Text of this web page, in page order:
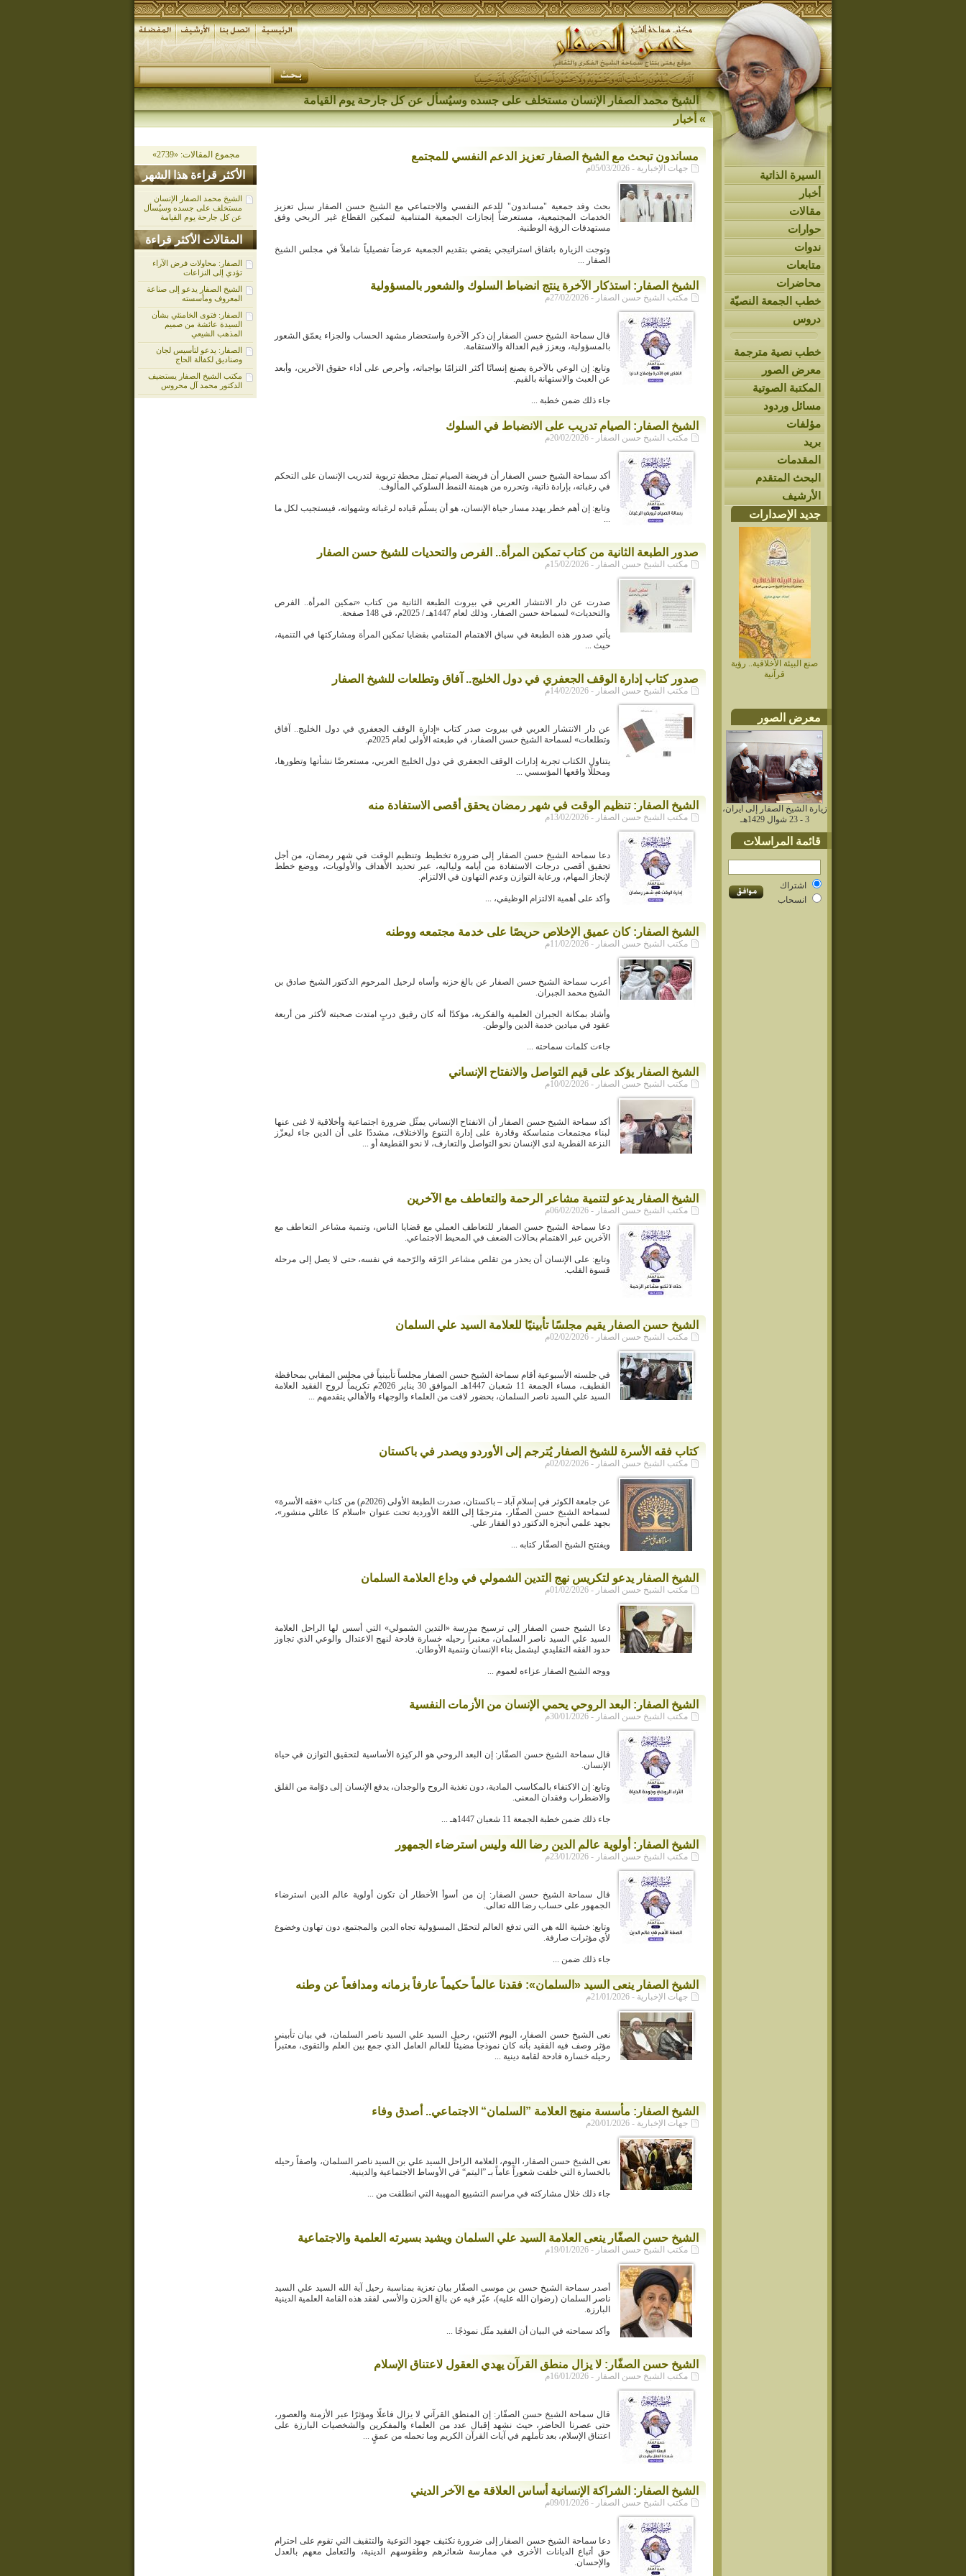
الشيخ محمد الصفار الإنسان مستخلف على جسده وسيُسأل عن كل جارحة يوم القيامة
السيرة الذاتية
أخبار
مقالات
حوارات
ندوات
متابعات
محاضرات
خطب الجمعة النصيّة
دروس
خطب نصية مترجمة
معرض الصور
المكتبة الصوتية
مسائل وردود
مؤلفات
بريد
المقدمات
البحث المتقدم
الأرشيف
جديد الإصدارات
صنع البيئة الأخلاقية.. رؤية
قرآنية
معرض الصور
زيارة الشيخ الصفار إلى ايران،
3 - 23 شوال 1429هـ
قائمة المراسلات
اشتراك
انسحاب
»أخبار
مجموع المقالات: «2739»
الأكثر قراءة هذا الشهر
الشيخ محمد الصفار الإنسان
مستخلف على جسده وسيُسأل
عن كل جارحة يوم القيامة
المقالات الأكثر قراءة
الصفار: محاولات فرض الآراء
تؤدي إلى النزاعات
الشيخ الصفار يدعو إلى صناعة
المعروف ومأسسته
الصفار: فتوى الخامنئي بشأن
السيدة عائشة من صميم
المذهب الشيعي
الصفار: يدعو لتأسيس لجان
وصناديق لكفالة الحاج
مكتب الشيخ الصفار يستضيف
الدكتور محمد آل محروس
مساندون تبحث مع الشيخ الصفار تعزيز الدعم النفسي للمجتمع
جهات الإخبارية - 05/03/2026م
بحث وفد جمعية "مساندون" للدعم النفسي والاجتماعي مع الشيخ حسن الصفار سبل تعزيز
الخدمات المجتمعية، مستعرضاً إنجازات الجمعية المتنامية لتمكين القطاع غير الربحي وفق
مستهدفات الرؤية الوطنية.
وتوجت الزيارة باتفاق استراتيجي يقضي بتقديم الجمعية عرضاً تفصيلياً شاملاً في مجلس الشيخ
الصفار ...
الشيخ الصفار: استذكار الآخرة ينتج انضباط السلوك والشعور بالمسؤولية
مكتب الشيخ حسن الصفار - 27/02/2026م
قال سماحة الشيخ حسن الصفار إن ذكر الآخرة واستحضار مشهد الحساب والجزاء يعمّق الشعور
بالمسؤولية، ويعزز قيم العدالة والاستقامة.
وتابع: إن الوعي بالآخرة يصنع إنسانًا أكثر التزامًا بواجباته، وأحرص على أداء حقوق الآخرين، وأبعد
عن العبث والاستهانة بالقيم.
جاء ذلك ضمن خطبة ...
الشيخ الصفار: الصيام تدريب على الانضباط في السلوك
مكتب الشيخ حسن الصفار - 20/02/2026م
أكد سماحة الشيخ حسن الصفار أن فريضة الصيام تمثل محطة تربوية لتدريب الإنسان على التحكم
في رغباته، بإرادة ذاتية، وتحرره من هيمنة النمط السلوكي المألوف.
وتابع: إن أهم خطر يهدد مسار حياة الإنسان، هو أن يسلّم قياده لرغباته وشهواته، فيستجيب لكل ما
...
صدور الطبعة الثانية من كتاب تمكين المرأة.. الفرص والتحديات للشيخ حسن الصفار
مكتب الشيخ حسن الصفار - 15/02/2026م
صدرت عن دار الانتشار العربي في بيروت الطبعة الثانية من كتاب «تمكين المرأة.. الفرص
والتحديات» لسماحة حسن الصفار، وذلك لعام 1447هـ / 2025م، في 148 صفحة.
يأتي صدور هذه الطبعة في سياق الاهتمام المتنامي بقضايا تمكين المرأة ومشاركتها في التنمية،
حيث ...
صدور كتاب إدارة الوقف الجعفري في دول الخليج.. آفاق وتطلعات للشيخ الصفار
مكتب الشيخ حسن الصفار - 14/02/2026م
عن دار الانتشار العربي في بيروت صدر كتاب «إدارة الوقف الجعفري في دول الخليج.. آفاق
وتطلعات» لسماحة الشيخ حسن الصفار، في طبعته الأولى لعام 2025م.
يتناول الكتاب تجربة إدارات الوقف الجعفري في دول الخليج العربي، مستعرضًا نشأتها وتطورها،
ومحللًا واقعها المؤسسي ...
الشيخ الصفار: تنظيم الوقت في شهر رمضان يحقق أقصى الاستفادة منه
مكتب الشيخ حسن الصفار - 13/02/2026م
دعا سماحة الشيخ حسن الصفار إلى ضرورة تخطيط وتنظيم الوقت في شهر رمضان، من أجل
تحقيق أقصى درجات الاستفادة من أيامه ولياليه، عبر تحديد الأهداف والأولويات، ووضع خطط
لإنجاز المهام، ورعاية التوازن وعدم التهاون في الالتزام.
وأكد على أهمية الالتزام الوظيفي، ...
الشيخ الصفار: كان عميق الإخلاص حريصًا على خدمة مجتمعه ووطنه
مكتب الشيخ حسن الصفار - 11/02/2026م
أعرب سماحة الشيخ حسن الصفار عن بالغ حزنه وأساه لرحيل المرحوم الدكتور الشيخ صادق بن
الشيخ محمد الجبران.
وأشاد بمكانة الجبران العلمية والفكرية، مؤكدًا أنه كان رفيق دربٍ امتدت صحبته لأكثر من أربعة
عقود في ميادين خدمة الدين والوطن.
جاءت كلمات سماحته ...
الشيخ الصفار يؤكد على قيم التواصل والانفتاح الإنساني
مكتب الشيخ حسن الصفار - 10/02/2026م
أكد سماحة الشيخ حسن الصفار أن الانفتاح الإنساني يمثّل ضرورة اجتماعية وأخلاقية لا غنى عنها
لبناء مجتمعات متماسكة وقادرة على إدارة التنوع والاختلاف، مشددًا على أن الدين جاء ليعزّز
النزعة الفطرية لدى الإنسان نحو التواصل والتعارف، لا نحو القطيعة أو ...
الشيخ الصفار يدعو لتنمية مشاعر الرحمة والتعاطف مع الآخرين
مكتب الشيخ حسن الصفار - 06/02/2026م
دعا سماحة الشيخ حسن الصفار للتعاطف العملي مع قضايا الناس، وتنمية مشاعر التعاطف مع
الآخرين عبر الاهتمام بحالات الضعف في المحيط الاجتماعي.
وتابع: على الإنسان أن يحذر من تقلص مشاعر الرّقة والرّحمة في نفسه، حتى لا يصل إلى مرحلة
قسوة القلب.
الشيخ حسن الصفار يقيم مجلسًا تأبينيًا للعلامة السيد علي السلمان
مكتب الشيخ حسن الصفار - 02/02/2026م
في جلسته الأسبوعية أقام سماحة الشيخ حسن الصفار مجلساً تأبينياً في مجلس المقابي بمحافظة
القطيف، مساء الجمعة 11 شعبان 1447هـ الموافق 30 يناير 2026م تكريماً لروح الفقيد العلامة
السيد علي السيد ناصر السلمان، بحضور لافت من العلماء والوجهاء والأهالي يتقدمهم ...
كتاب فقه الأسرة للشيخ الصفار يُترجم إلى الأوردو ويصدر في باكستان
مكتب الشيخ حسن الصفار - 02/02/2026م
عن جامعة الكوثر في إسلام آباد – باكستان، صدرت الطبعة الأولى (2026م) من كتاب «فقه الأسرة»
لسماحة الشيخ حسن الصفّار، مترجمًا إلى اللغة الأوردية تحت عنوان «اسلام کا عائلي منشور»،
بجهد علمي أنجزه الدكتور ذو الفقار علي.
ويفتتح الشيخ الصفّار كتابه ...
الشيخ الصفار يدعو لتكريس نهج التدين الشمولي في وداع العلامة السلمان
مكتب الشيخ حسن الصفار - 01/02/2026م
دعا الشيخ حسن الصفار إلى ترسيخ مدرسة «التدين الشمولي» التي أسس لها الراحل العلامة
السيد علي السيد ناصر السلمان، معتبراً رحيله خسارة فادحة لنهج الاعتدال والوعي الذي تجاوز
حدود الفقه التقليدي ليشمل بناء الإنسان وتنمية الأوطان.
ووجه الشيخ الصفار عزاءه لعموم ...
الشيخ الصفار: البعد الروحي يحمي الإنسان من الأزمات النفسية
مكتب الشيخ حسن الصفار - 30/01/2026م
قال سماحة الشيخ حسن الصفّار: إن البعد الروحي هو الركيزة الأساسية لتحقيق التوازن في حياة
الإنسان.
وتابع: إن الاكتفاء بالمكاسب المادية، دون تغذية الروح والوجدان، يدفع الإنسان إلى دوّامة من القلق
والاضطراب وفقدان المعنى.
جاء ذلك ضمن خطبة الجمعة 11 شعبان 1447هـ ...
الشيخ الصفار: أولوية عالم الدين رضا الله وليس استرضاء الجمهور
مكتب الشيخ حسن الصفار - 23/01/2026م
قال سماحة الشيخ حسن الصفار: إن من أسوأ الأخطار أن تكون أولوية عالم الدين استرضاء
الجمهور على حساب رضا الله تعالى.
وتابع: خشية الله هي التي تدفع العالم لتحمّل المسؤولية تجاه الدين والمجتمع، دون تهاون وخضوع
لأي مؤثرات صارفة.
جاء ذلك ضمن ...
الشيخ الصفار ينعى السيد «السلمان»: فقدنا عالماً حكيماً عارفاً بزمانه ومدافعاً عن وطنه
جهات الإخبارية - 21/01/2026م
نعى الشيخ حسن الصفار، اليوم الاثنين، رحيل السيد علي السيد ناصر السلمان، في بيان تأبيني
مؤثر وصف فيه الفقيد بأنه كان نموذجاً مضيئاً للعالم العامل الذي جمع بين العلم والتقوى، معتبراً
رحيله خسارة فادحة لقامة دينية ...
الشيخ الصفار: مأسسة منهج العلامة ”السلمان“ الاجتماعي.. أصدق وفاء
جهات الإخبارية - 20/01/2026م
نعى الشيخ حسن الصفار، اليوم، العلامة الراحل السيد علي بن السيد ناصر السلمان، واصفاً رحيله
بالخسارة التي خلفت شعوراً عاماً بـ ”اليتم“ في الأوساط الاجتماعية والدينية.
جاء ذلك خلال مشاركته في مراسم التشييع المهيبة التي انطلقت من ...
الشيخ حسن الصفّار ينعى العلامة السيد علي السلمان ويشيد بسيرته العلمية والاجتماعية
مكتب الشيخ حسن الصفار - 19/01/2026م
أصدر سماحة الشيخ حسن بن موسى الصفّار بيان تعزية بمناسبة رحيل آية الله السيد علي السيد
ناصر السلمان (رضوان الله عليه)، عبّر فيه عن بالغ الحزن والأسى لفقد هذه القامة العلمية الدينية
البارزة.
وأكد سماحته في البيان أن الفقيد مثّل نموذجًا ...
الشيخ حسن الصفّار: لا يزال منطق القرآن يهدي العقول لاعتناق الإسلام
مكتب الشيخ حسن الصفار - 16/01/2026م
قال سماحة الشيخ حسن الصفّار: إن المنطق القرآني لا يزال فاعلًا ومؤثرًا عبر الأزمنة والعصور،
حتى عصرنا الحاضر، حيث نشهد إقبال عدد من العلماء والمفكرين والشخصيات البارزة على
اعتناق الإسلام، بعد تأملهم في آيات القرآن الكريم وما تحمله من عمقٍ ...
الشيخ الصفار: الشراكة الإنسانية أساس العلاقة مع الآخر الديني
مكتب الشيخ حسن الصفار - 09/01/2026م
دعا سماحة الشيخ حسن الصفار إلى ضرورة تكثيف جهود التوعية والتثقيف التي تقوم على احترام
حق أتباع الديانات الأخرى في ممارسة شعائرهم وطقوسهم الدينية، والتعامل معهم بالعدل
والإحسان.